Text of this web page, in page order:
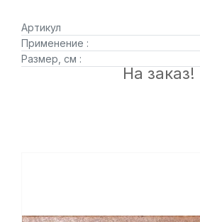
Артикул
Применение :
Размер, см :
На заказ!